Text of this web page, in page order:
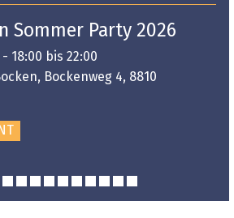
Sommer Party 2026
18:00 bis 22:00
Bockenweg 4, 8810